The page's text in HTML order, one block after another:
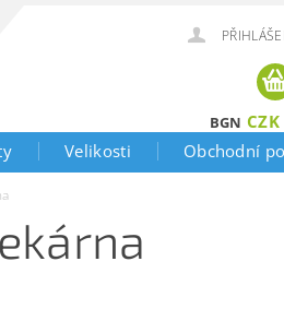
BGN CZK
Velikosti Obchodní